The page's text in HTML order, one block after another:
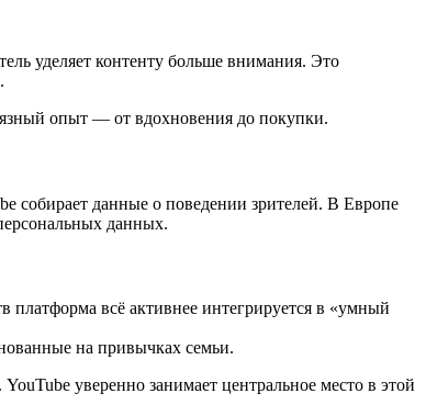
уделяет контенту больше внимания. Это
опыт — от вдохновения до покупки.
собирает данные о поведении зрителей. В Европе
данных.
платформа всё активнее интегрируется в «умный
на привычках семьи.
уверенно занимает центральное место в этой